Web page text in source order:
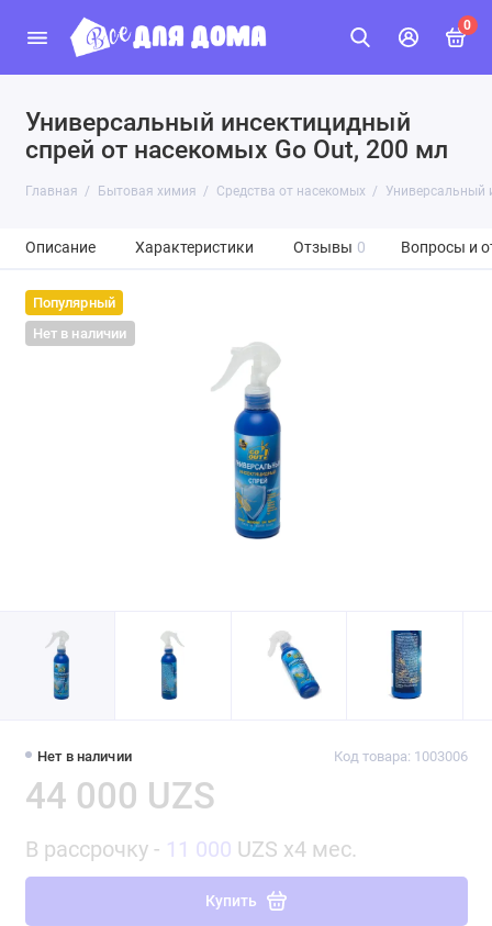
0
Универсальный инсектицидный
спрей от насекомых Go Out, 200 мл
Главная Бытовая химия Средства от насекомых Универсальный
Описание Характеристики Отзывы 0 Вопросы и
Популярный
Нет в наличии
Нет в наличии Код товара: 1003006
44 000 UZS
В рассрочку - 11 000 UZS x4 мес.
Купить